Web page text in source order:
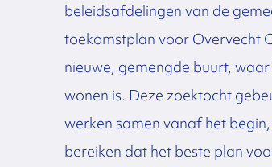
beleidsafdelingen van de
toekomstplan voor Overvecht
nieuwe, gemengde buurt,
wonen is. Deze zoektocht
werken samen vanaf het
bereiken dat het beste plan